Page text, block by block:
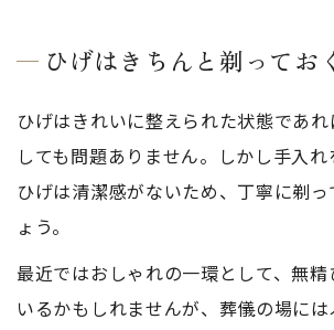
ひげはきちんと剃ってお
ひげはきれいに整えられた状態であ
しても問題ありません。しかし手入
ひげは清潔感がないため、丁寧に剃
ょう。
最近ではおしゃれの一環として、無
いるかもしれませんが、葬儀の場に